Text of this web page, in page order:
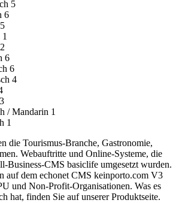
5
6
5
1
2
6
6
4
3
/ Mandarin 1
1
die Tourismus-Branche, Gastronomie,
Webauftritte und Online-Systeme, die
Business-CMS basiclife umgesetzt wurden.
auf dem echonet CMS keinporto.com V3
und Non-Profit-Organisationen. Was es
hat, finden Sie auf unserer Produktseite.